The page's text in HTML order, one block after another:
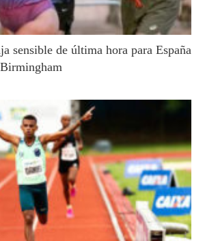
sensible de última hora para España